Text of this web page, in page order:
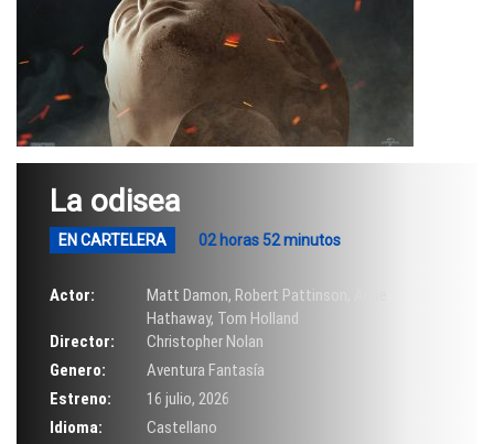
La odisea
EN CARTELERA 02 horas 52 minutos
Actor: Matt Damon, Robert Pattinson
Hathaway, Tom Holland
Director:
Christopher Nolan
Genero:
Aventura Fantasía
Estreno:
16 julio, 2026
Idioma:
Castellano